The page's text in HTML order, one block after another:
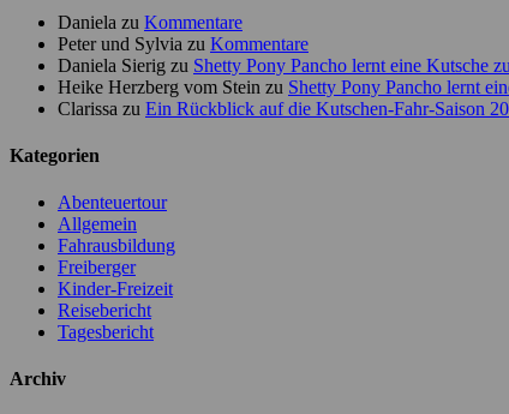
Daniela zu Kommentare
Peter und Sylvia zu Kommentare
Daniela Sierig zu Shetty Pony Pancho lernt eine Kutsche
Heike Herzberg vom Stein zu Shetty Pony Pancho lernt
Clarissa zu Ein Rückblick auf die Kutschen-Fahr-Saison
Kategorien
Abenteuertour
Allgemein
Fahrausbildung
Freiberger
Kinder-Freizeit
Reisebericht
Tagesbericht
Archiv